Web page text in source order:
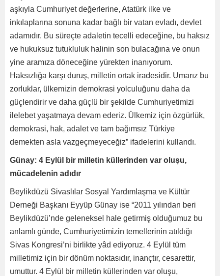
aşkıyla Cumhuriyet değerlerine, Atatürk ilke ve
inkılaplarına sonuna kadar bağlı bir vatan evladı, devlet
adamıdır. Bu süreçte adaletin tecelli edeceğine, bu haksız
ve hukuksuz tutukluluk halinin son bulacağına ve onun
yine aramıza döneceğine yürekten inanıyorum.
Haksızlığa karşı duruş, milletin ortak iradesidir. Umarız bu
zorluklar, ülkemizin demokrasi yolculuğunu daha da
güçlendirir ve daha güçlü bir şekilde Cumhuriyetimizi
ilelebet yaşatmaya devam ederiz. Ülkemiz için özgürlük,
demokrasi, hak, adalet ve tam bağımsız Türkiye
demekten asla vazgeçmeyeceğiz” ifadelerini kullandı.
Günay: 4 Eylül bir milletin küllerinden var oluşu,
mücadelenin adıdır
Beylikdüzü Sivaslılar Sosyal Yardımlaşma ve Kültür
Derneği Başkanı Eyyüp Günay ise “2011 yılından beri
Beylikdüzü’nde geleneksel hale getirmiş olduğumuz bu
anlamlı günde, Cumhuriyetimizin temellerinin atıldığı
Sivas Kongresi’ni birlikte yâd ediyoruz. 4 Eylül tüm
milletimiz için bir dönüm noktasıdır, inançtır, cesarettir,
umuttur. 4 Eylül bir milletin küllerinden var oluşu,